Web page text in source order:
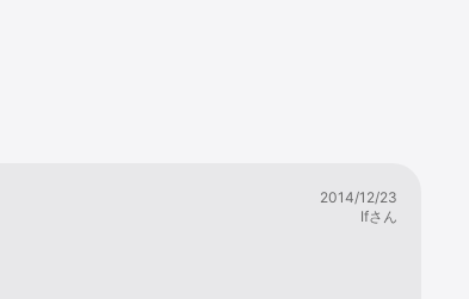
2014/12/23
Ifさん